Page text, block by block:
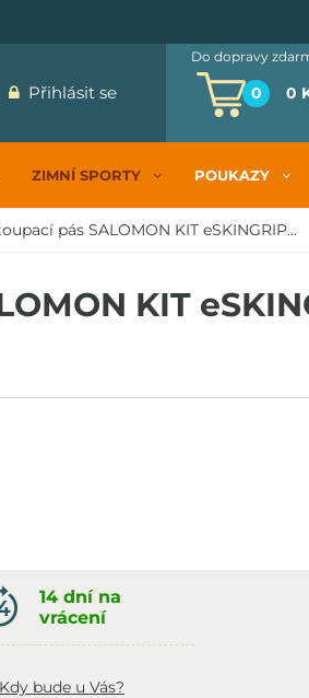
Přihlásit se 0 0
Do dopravy
ZIMNÍ SPORTY POUKAZY
pás SALOMON KIT eSKINGRIP...
KIT
14 dní na
vrácení
Kdy bude u Vás?